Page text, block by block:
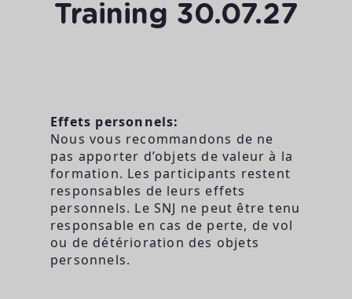
Training 30.07.27
Effets personnels:
Nous vous recommandons de ne
pas apporter d’objets de valeur à la
formation. Les participants restent
responsables de leurs effets
personnels. Le SNJ ne peut être tenu
responsable en cas de perte, de vol
ou de détérioration des objets
personnels.